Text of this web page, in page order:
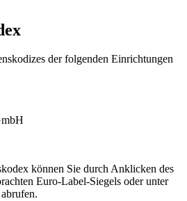
der folgenden Einrichtungen
können Sie durch Anklicken des
Euro-Label-Siegels oder unter
abrufen.